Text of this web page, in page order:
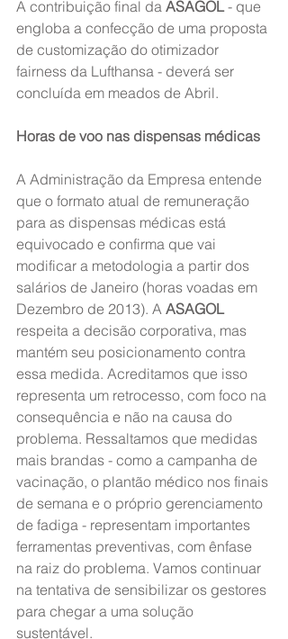
A contribuição final da ASAGOL - que
engloba a confecção de uma proposta
de customização do otimizador
fairness da Lufthansa - deverá ser
concluída em meados de Abril.
Horas de voo nas dispensas médicas
A Administração da Empresa entende
que o formato atual de remuneração
para as dispensas médicas está
equivocado e confirma que vai
modificar a metodologia a partir dos
salários de Janeiro (horas voadas em
Dezembro de 2013). A ASAGOL
respeita a decisão corporativa, mas
mantém seu posicionamento contra
essa medida. Acreditamos que isso
representa um retrocesso, com foco na
consequência e não na causa do
problema. Ressaltamos que medidas
mais brandas - como a campanha de
vacinação, o plantão médico nos finais
de semana e o próprio gerenciamento
de fadiga - representam importantes
ferramentas preventivas, com ênfase
na raiz do problema. Vamos continuar
na tentativa de sensibilizar os gestores
para chegar a uma solução
sustentável.